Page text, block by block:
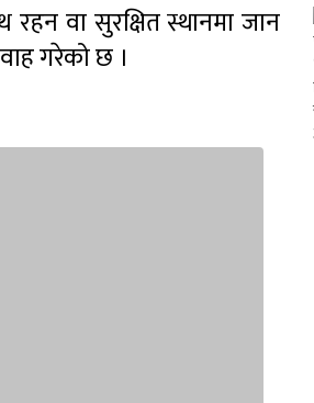
रहन वा सुरक्षित स्थानमा जान
गरेको छ ।